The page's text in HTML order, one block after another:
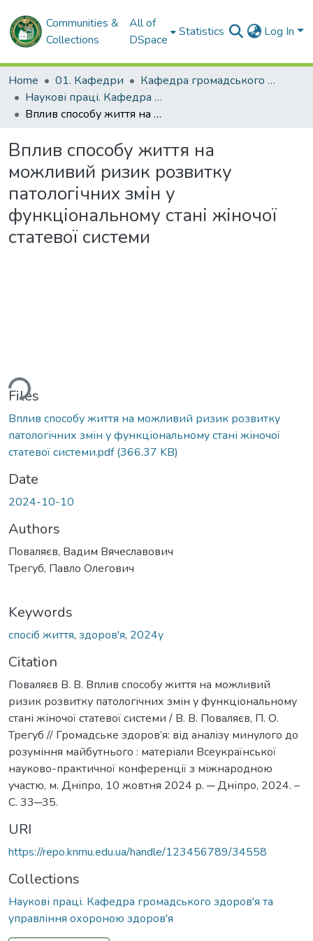
Communities &
Collections
All of
DSpace
Statistics Log In
Home 01. Кафедри
Кафедра громадського здоров'я та управління охороною здоров'я
Наукові праці. Кафедра громадського здоров'я та управління охороною здоров'я
Вплив способу життя на можливий ризик розвитку патологічних змін у функціональному стані жіночої статевої системи
Вплив способу життя на
можливий ризик розвитку
патологічних змін у
функціональному стані жіночої
статевої системи
Files
Вплив способу життя на можливий ризик розвитку
патологічних змін у функціональному стані жіночої
статевої системи.pdf(366.37 KB)
Date
2024-10-10
Authors
Поваляєв, Вадим Вячеславович
Трегуб, Павло Олегович
Keywords
спосіб життя, здоров'я, 2024у
Citation
Поваляєв В. В. Вплив способу життя на можливий
ризик розвитку патологічних змін у функціональному
стані жіночої статевої системи / В. В. Поваляєв, П. О.
Трегуб // Громадське здоров’я: від аналізу минулого до
розуміння майбутнього : матеріали Всеукраїнської
науково-практичної конференції з міжнародною
участю, м. Дніпро, 10 жовтня 2024 р. ─ Дніпро, 2024. –
С. 33─35.
URI
https://repo.knmu.edu.ua/handle/123456789/34558
Collections
Наукові праці. Кафедра громадського здоров'я та
управління охороною здоров'я